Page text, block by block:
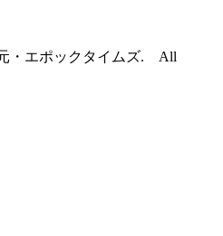
・エポックタイムズ. All